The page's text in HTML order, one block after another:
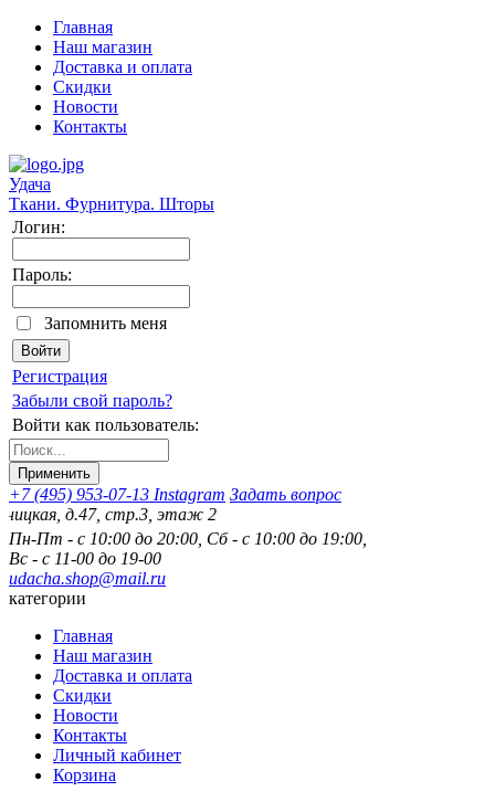
Главная
Наш магазин
Доставка и оплата
Скидки
Новости
Контакты
Удача
Ткани. Фурнитура. Шторы
Логин:
Пароль:
Запомнить меня
Регистрация
Забыли свой пароль?
Войти как пользователь:
+7 (495) 953-07-13 Instagram Задать вопрос
д.47, стр.3, этаж 2
Пн-Пт - с 10:00 до 20:00, Сб - с 10:00 до 19:00,
Вс - с 11-00 до 19-00
udacha.shop@mail.ru
категории
Главная
Наш магазин
Доставка и оплата
Скидки
Новости
Контакты
Личный кабинет
Корзина